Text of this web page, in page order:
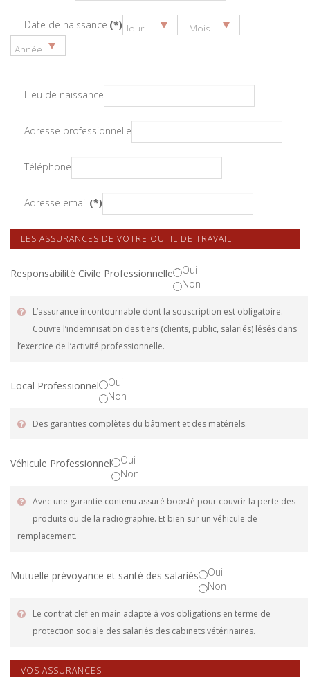
Date de naissance (*)
Lieu de naissance
Adresse professionnelle
Téléphone
Adresse email (*)
LES ASSURANCES DE VOTRE OUTIL DE TRAVAIL
Responsabilité Civile Professionnelle
Oui
Non
L’assurance incontournable dont la souscription est obligatoire.
Couvre l’indemnisation des tiers (clients, public, salariés) lésés dans
l’exercice de l’activité professionnelle.
Local Professionnel
Oui
Non
Des garanties complètes du bâtiment et des matériels.
Véhicule Professionnel
Oui
Non
Avec une garantie contenu assuré boosté pour couvrir la perte des
produits ou de la radiographie. Et bien sur un véhicule de
remplacement.
Mutuelle prévoyance et santé des salariés
Oui
Non
Le contrat clef en main adapté à vos obligations en terme de
protection sociale des salariés des cabinets vétérinaires.
VOS ASSURANCES